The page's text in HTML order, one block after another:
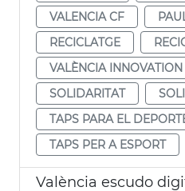
VALENCIA CF
RECICLATGE
VALÈNCIA
SOLIDARITAT
TAPS PARA EL
TAPS PER A ESPORT